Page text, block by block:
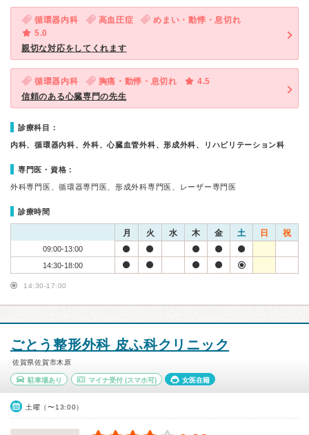
循環器内科 高血圧症
めまい・動悸・息切れ
5.0
親切な対応をしてくれます
循環器内科 胸痛・動悸・息切れ
4.5
信頼のある心臓専門の先生
診療科目：
内科、循環器内科、外科、心臓血管外科、形成外科、リハビリテーション科
専門医・資格：
外科専門医、循環器専門医、形成外科専門医、レーザー専門医
診療時間
月 火 水 木 金 土 日 祝
09:00-13:00
14:30-18:00
14:30-17:00
ごとう整形外科 皮ふ科クリニック
佐賀県佐賀市木原
駐車場あり マイナ受付(スマホ可) 女医在籍
土曜（〜13:00）